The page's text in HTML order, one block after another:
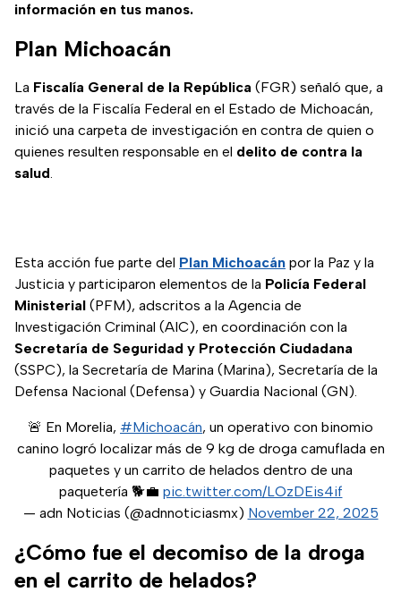
información en tus manos.
Plan Michoacán
La Fiscalía General de la República (FGR) señaló que, a
través de la Fiscalía Federal en el Estado de Michoacán,
inició una carpeta de investigación en contra de quien o
quienes resulten responsable en el delito de contra la
salud.
Esta acción fue parte del Plan Michoacán por la Paz y la
Justicia y participaron elementos de la Policía Federal
Ministerial (PFM), adscritos a la Agencia de
Investigación Criminal (AIC), en coordinación con la
Secretaría de Seguridad y Protección Ciudadana
(SSPC), la Secretaría de Marina (Marina), Secretaría de la
Defensa Nacional (Defensa) y Guardia Nacional (GN).
🚨 En Morelia, #Michoacán, un operativo con binomio
canino logró localizar más de 9 kg de droga camuflada en
paquetes y un carrito de helados dentro de una
paquetería 🐕💼 pic.twitter.com/LOzDEis4if
— adn Noticias (@adnnoticiasmx) November 22, 2025
¿Cómo fue el decomiso de la droga
en el carrito de helados?